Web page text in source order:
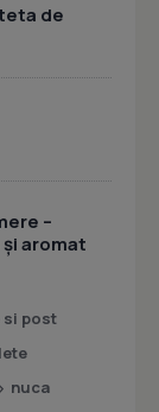
de
–
aromat
si post
nuca